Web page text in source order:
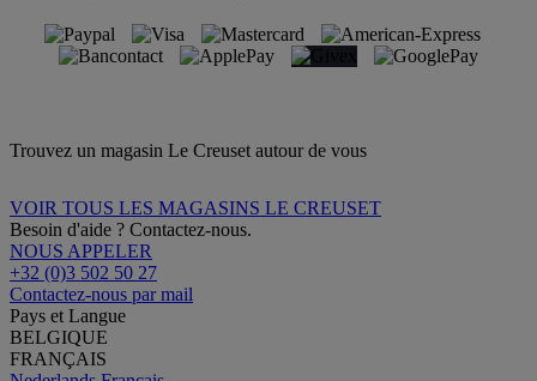
Trouvez un magasin Le Creuset autour de vous
VOIR TOUS LES MAGASINS LE CREUSET
Besoin d'aide ? Contactez-nous.
NOUS APPELER
+32 (0)3 502 50 27
Contactez-nous par mail
Pays et Langue
BELGIQUE
FRANÇAIS